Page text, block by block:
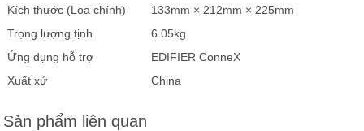
Kích thước (Loa chính)
133mm × 212mm × 225mm
Trọng lượng tịnh
6.05kg
Ứng dụng hỗ trợ
EDIFIER ConneX
Xuất xứ
China
Sản phẩm liên quan